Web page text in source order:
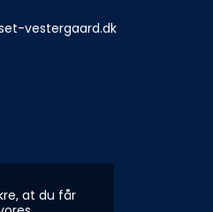
at du får
vestergaard.dk